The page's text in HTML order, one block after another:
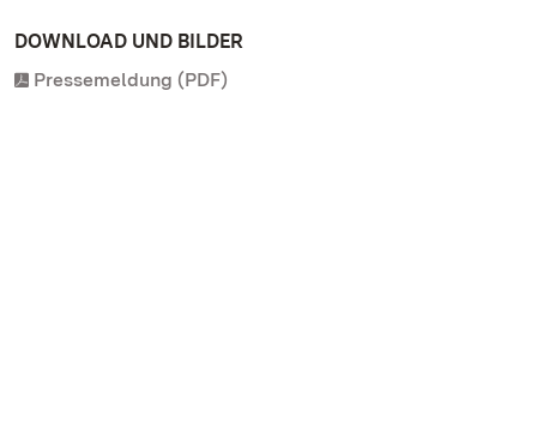
DOWNLOAD UND BILDER
Pressemeldung (PDF)